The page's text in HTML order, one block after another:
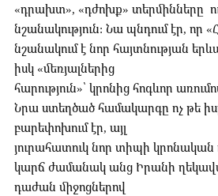
«դրախտ», «դժոխք» տերմինները
նշանակություն: Նա պնդում էր, որ
նշանակում է նոր հայտնության
իսկ «մեռյալներից
հարություն»՝ կրոնից հոգևոր
Նրա ստեղծած համակարգը ոչ թե
բարեփոխում էր, այլ
յուրահատուկ նոր տիպի կրոնական
կարճ ժամանակ անց Իրանի
դաժան միջոցներով